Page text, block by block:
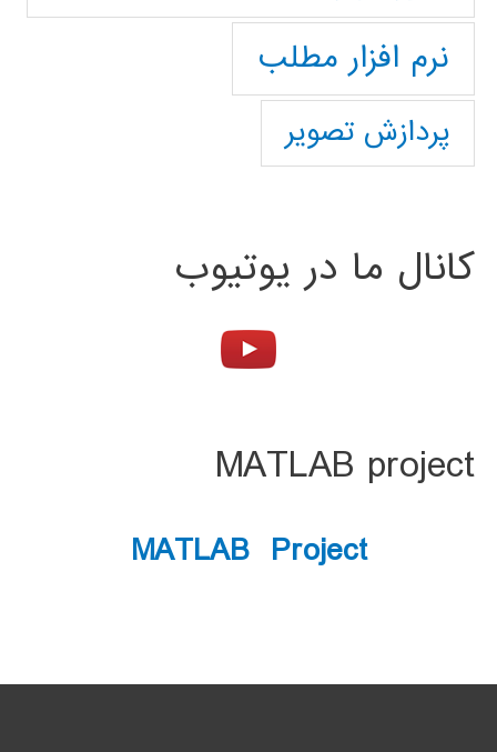
نرم افزار مطلب
پردازش تصویر
کانال ما در یوتیوب
MATLAB project
MATLAB Project